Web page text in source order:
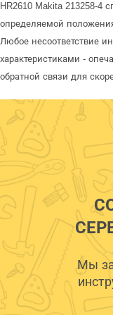
HR2610 Makita 213258-4
определяемой
Любое несоответствие
характеристиками -
обратной связи для
Мы